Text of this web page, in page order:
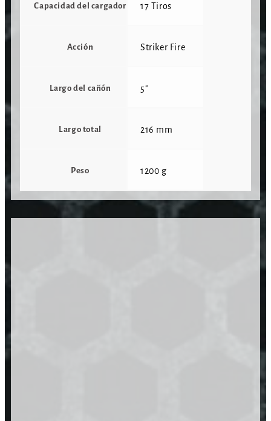
Capacidad del cargador 17 Tiros
Acción Striker Fire
Largo del cañón 5"
Largo total 216 mm
Peso 1200 g